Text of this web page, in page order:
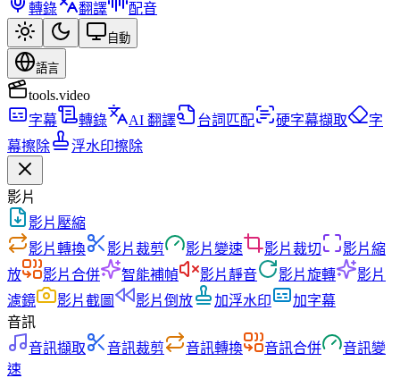
轉錄 翻譯 配音
自動
語言
tools.video
字幕
轉錄 AI 翻譯 台詞匹配 硬字幕擷取
字
幕擦除
浮水印擦除
影片
影片壓縮
影片轉換
影片裁剪 影片變速 影片裁切
影片縮
放
影片合併 智能補幀 影片靜音 影片旋轉
影片
濾鏡
影片截圖 影片倒放 加浮水印
加字幕
音訊
音訊擷取
音訊裁剪 音訊轉換 音訊合併
音訊變
速